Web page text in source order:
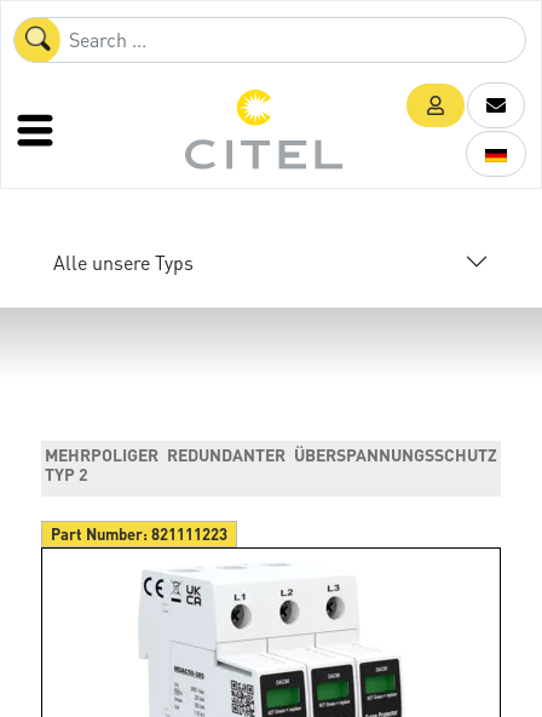
Alle unsere Typs
MEHRPOLIGER REDUNDANTER ÜBERSPANNUNGSSCHUTZ
TYP 2
Part Number:821111223